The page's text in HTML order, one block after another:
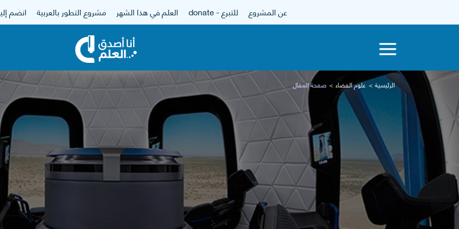
عن المشروع للتبرع - donate العلم في هذا الشهر مشروع التطور بالعربية انضم
الرئيسية علوم الفضاء صفحة المقال